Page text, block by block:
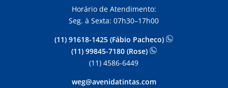
Horário de Atendimento:
Seg. à Sexta: 07h30–17h00
(11) 91618-1425 (Fábio Pacheco)
(11) 99845-7180 (Rose)
(11) 4586-6449
weg@avenidatintas.com